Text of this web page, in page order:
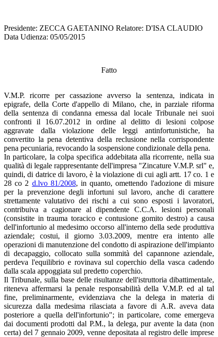
Presidente: ZECCA GAETANINO Relatore: D'ISA CLAUDIO
Data Udienza: 05/05/2015
Fatto
V.M.P. ricorre per cassazione avverso la sentenza, indicata in
epigrafe, della Corte d'appello di Milano, che, in parziale riforma
della sentenza di condanna emessa dal locale Tribunale nei suoi
confronti il 16.07.2012 in ordine al delitto di lesioni colpose
aggravate dalla violazione delle leggi antinfortunistiche, ha
convertito la pena detentiva della reclusione nella corrispondente
pena pecuniaria, revocando la sospensione condizionale della pena.
In particolare, la colpa specifica addebitata alla ricorrente, nella sua
qualità di legale rappresentante dell'impresa "Zincature V.M.P. srl" e,
quindi, di datrice di lavoro, è la violazione di cui agli artt. 17 co. 1 e
28 co 2 d.lvo 81/2008, in quanto, omettendo l'adozione di misure
per la prevenzione degli infortuni sul lavoro, anche di carattere
strettamente valutativo dei rischi a cui sono esposti i lavoratori,
contribuiva a cagionare al dipendente C.C.A. lesioni personali
(consistite in trauma toracico e contusione gomito destro) a causa
dell'infortunio al medesimo occorso all'interno della sede produttiva
aziendale; costui, il giorno 3.03.2009, mentre era intento alle
operazioni di manutenzione del condotto di aspirazione dell'impianto
di decapaggio, collocato sulla sommità del capannone aziendale,
perdeva l'equilibrio e rovinava sul coperchio della vasca cadendo
dalla scala appoggiata sul predetto coperchio.
Il Tribunale, sulla base delle risultanze dell'istruttoria dibattimentale,
riteneva affermarsi la penale responsabilità della V.M.P. ed al tal
fine, preliminarmente, evidenziava che la delega in materia di
sicurezza dalla medesima rilasciata a favore di A.R. aveva data
posteriore a quella dell'infortunio"; in particolare, come emergeva
dai documenti prodotti dal P.M., la delega, pur avente la data (non
certa) del 7 gennaio 2009, venne depositata al registro delle imprese